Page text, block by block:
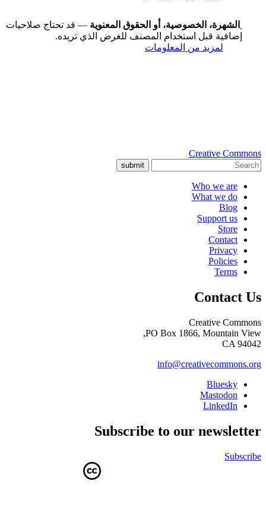
الشهرة، الخصوصية، أو الحقوق المعنوية — قد تحتاج صلاحيات
إضافية قبل استخدام المصنف للغرض الذي تريده.
لمزيد من المعلومات
Creative Commons
submit
Who we are
What we do
Blog
Support us
Store
Contact
Privacy
Policies
Terms
Contact Us
Creative Commons
PO Box 1866, Mountain View,
CA 94042
info@creativecommons.org
Bluesky
Mastodon
LinkedIn
Subscribe to our newsletter
Subscribe